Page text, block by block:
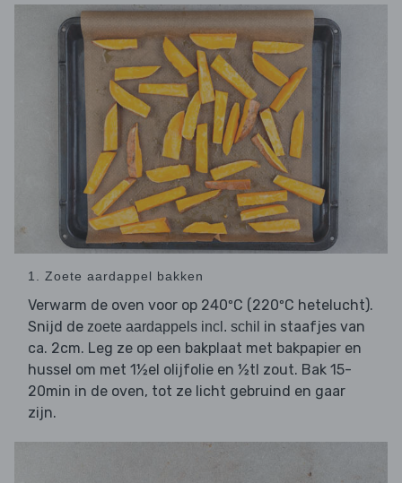
1. Zoete aardappel bakken
Verwarm de oven voor op 240ºC (220ºC hetelucht).
Snijd de zoete aardappels incl. schil in staafjes van
ca. 2cm. Leg ze op een bakplaat met bakpapier en
hussel om met 1½el olijfolie en ½tl zout. Bak 15-
20min in de oven, tot ze licht gebruind en gaar
zijn.